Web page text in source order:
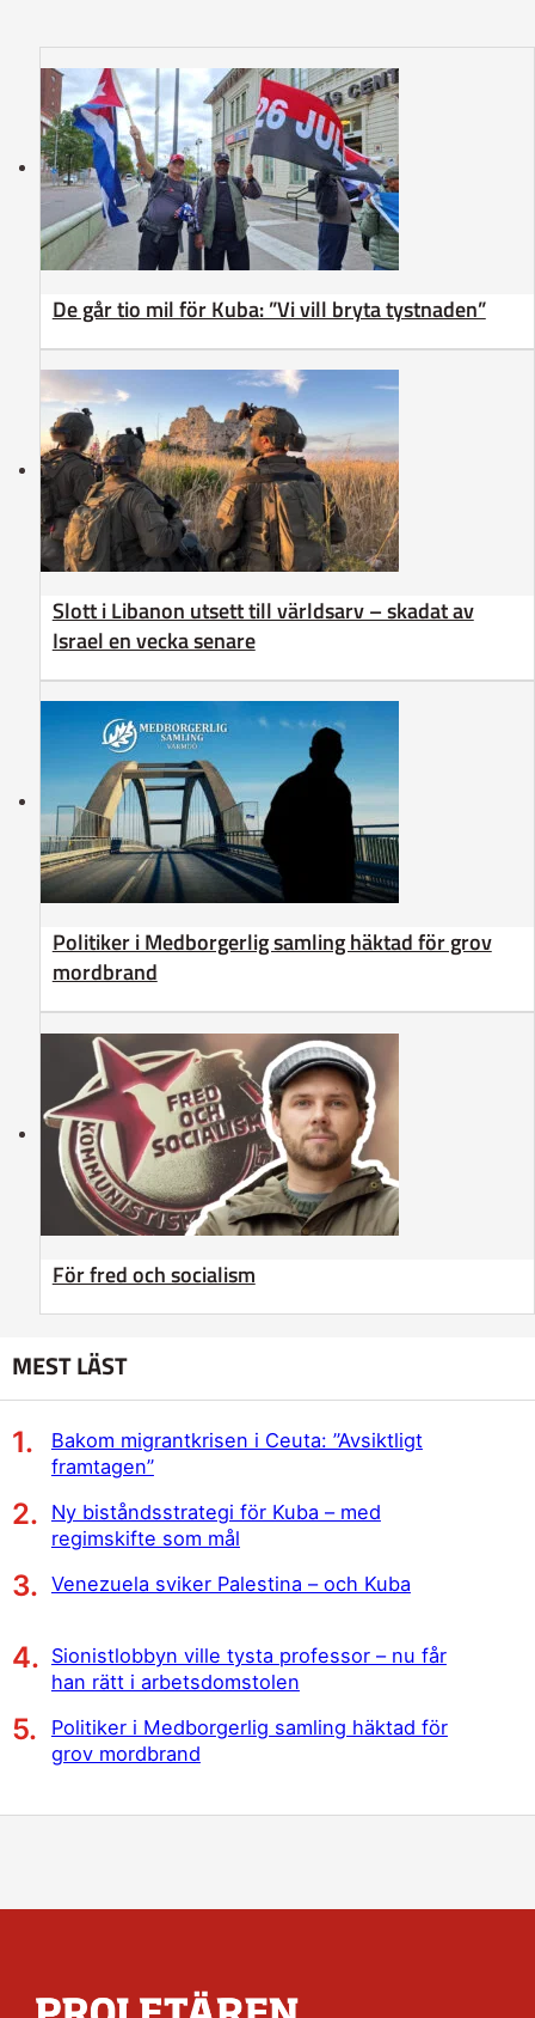
De går tio mil för Kuba: ”Vi vill bryta tystnaden”
Slott i Libanon utsett till världsarv – skadat av
Israel en vecka senare
Politiker i Medborgerlig samling häktad för grov
mordbrand
För fred och socialism
MEST LÄST
Bakom migrantkrisen i Ceuta: ”Avsiktligt
framtagen”
Ny biståndsstrategi för Kuba – med
regimskifte som mål
Venezuela sviker Palestina – och Kuba
Sionistlobbyn ville tysta professor – nu får
han rätt i arbetsdomstolen
Politiker i Medborgerlig samling häktad för
grov mordbrand